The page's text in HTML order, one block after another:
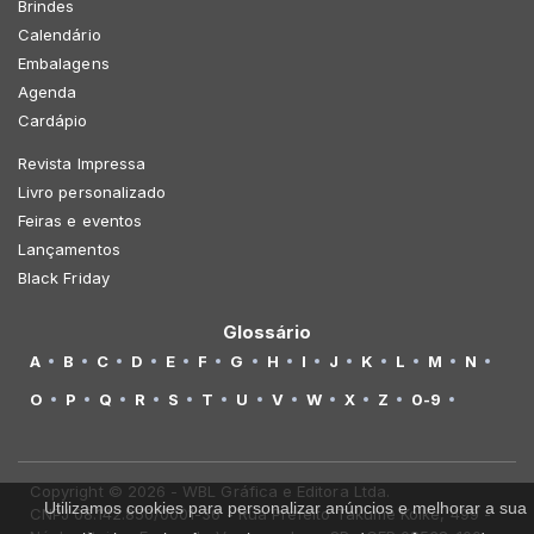
Brindes
Calendário
Embalagens
Agenda
Cardápio
Revista Impressa
Livro personalizado
Feiras e eventos
Lançamentos
Black Friday
Glossário
A B C D E F G H I J K L M
N
O
P Q R S T U V W X Z 0-9
Copyright © 2026 - WBL Gráfica e Editora Ltda.
CNPJ 08.142.850/0001-36 - Rua Prefeito Takume Koike, 499 -
Utilizamos cookies para personalizar anúncios e melhorar a sua